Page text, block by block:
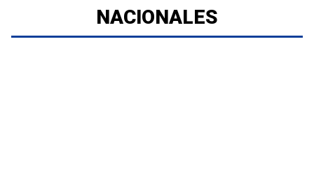
NACIONALES